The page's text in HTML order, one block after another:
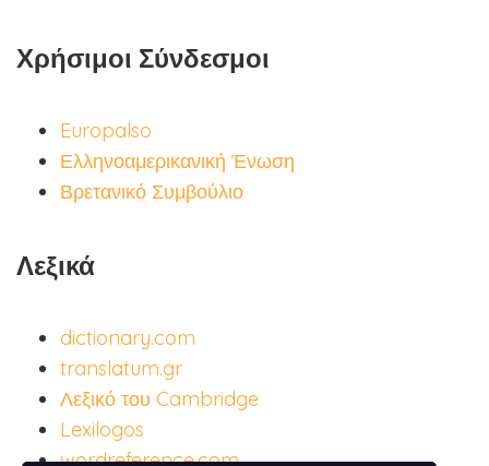
Χρήσιμοι Σύνδεσμοι
Europalso
Ελληνοαμερικανική Ένωση
Βρετανικό Συμβούλιο
Λεξικά
dictionary.com
translatum.gr
Λεξικό του Cambridge
Lexilogos
wordreference.com